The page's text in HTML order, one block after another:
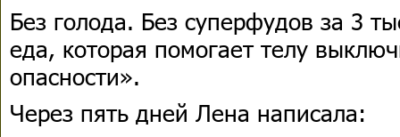
Без голода. Без суперфудов за 3
еда, которая помогает телу
опасности».
Через пять дней Лена написала: